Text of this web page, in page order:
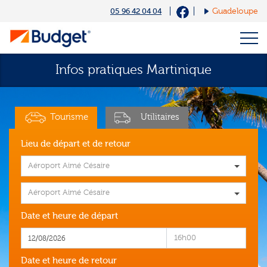
05 96 42 04 04 Guadeloupe
Infos pratiques Martinique
Tourisme Utilitaires
Lieu de départ et de retour
Aéroport Aimé Césaire
Aéroport Aimé Césaire
Date et heure de départ
16h00
Date et heure de retour